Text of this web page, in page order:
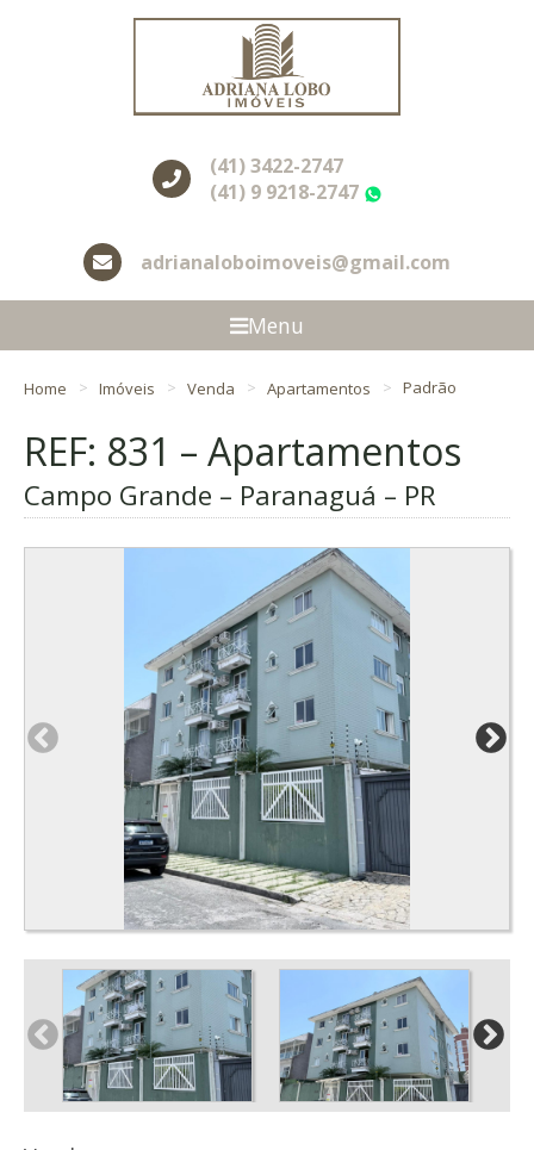
(41) 3422-2747
(41) 9 9218-2747
adrianaloboimoveis@gmail.com
Menu
Home Imóveis Venda Apartamentos Padrão
REF: 831 – Apartamentos
Campo Grande – Paranaguá – PR